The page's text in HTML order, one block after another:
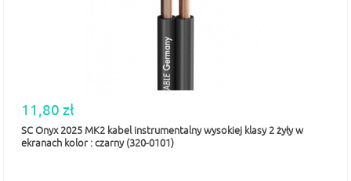
11,80 zł
SC Onyx 2025 MK2 kabel instrumentalny wysokiej klasy 2 żyły w
ekranach kolor : czarny (320-0101)